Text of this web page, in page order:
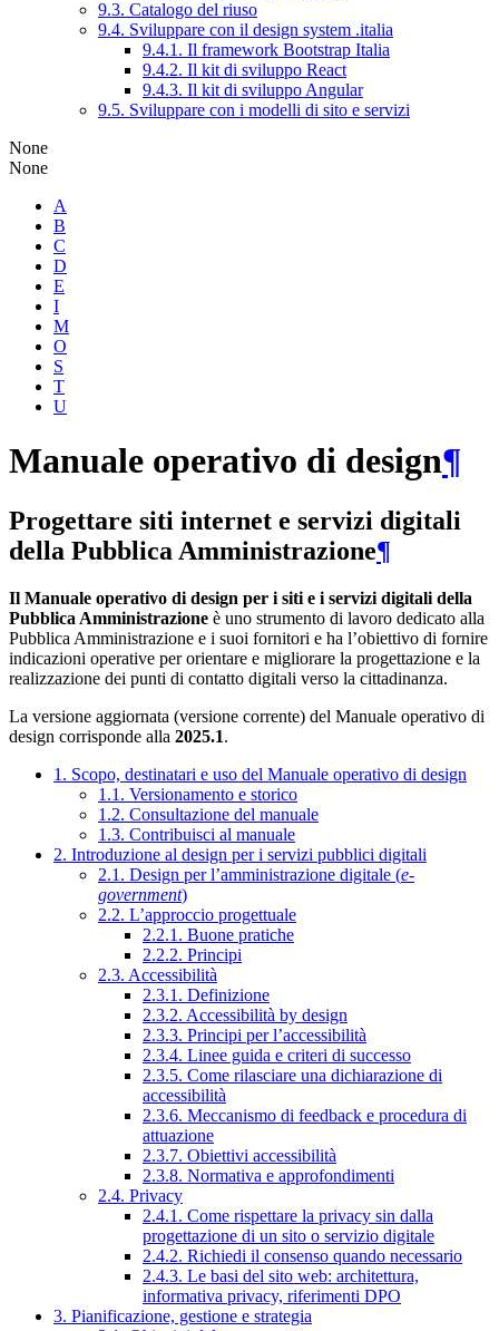
9.3. Catalogo del riuso
9.4. Sviluppare con il design system .italia
9.4.1. Il framework Bootstrap Italia
9.4.2. Il kit di sviluppo React
9.4.3. Il kit di sviluppo Angular
9.5. Sviluppare con i modelli di sito e servizi
None
None
A
B
C
D
E
I
M
O
S
T
U
Manuale operativo di design¶
Progettare siti internet e servizi digitali
della Pubblica Amministrazione¶
Il Manuale operativo di design per i siti e i servizi digitali della
Pubblica Amministrazione è uno strumento di lavoro dedicato alla
Pubblica Amministrazione e i suoi fornitori e ha l’obiettivo di fornire
indicazioni operative per orientare e migliorare la progettazione e la
realizzazione dei punti di contatto digitali verso la cittadinanza.
La versione aggiornata (versione corrente) del Manuale operativo di
design corrisponde alla 2025.1.
1. Scopo, destinatari e uso del Manuale operativo di design
1.1. Versionamento e storico
1.2. Consultazione del manuale
1.3. Contribuisci al manuale
2. Introduzione al design per i servizi pubblici digitali
2.1. Design per l’amministrazione digitale (e-
government)
2.2. L’approccio progettuale
2.2.1. Buone pratiche
2.2.2. Principi
2.3. Accessibilità
2.3.1. Definizione
2.3.2. Accessibilità by design
2.3.3. Principi per l’accessibilità
2.3.4. Linee guida e criteri di successo
2.3.5. Come rilasciare una dichiarazione di
accessibilità
2.3.6. Meccanismo di feedback e procedura di
attuazione
2.3.7. Obiettivi accessibilità
2.3.8. Normativa e approfondimenti
2.4. Privacy
2.4.1. Come rispettare la privacy sin dalla
progettazione di un sito o servizio digitale
2.4.2. Richiedi il consenso quando necessario
2.4.3. Le basi del sito web: architettura,
informativa privacy, riferimenti DPO
3. Pianificazione, gestione e strategia